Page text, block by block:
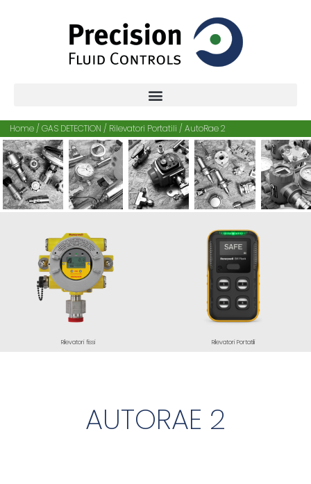
Home /GAS DETECTION / Rilevatori Portatili / AutoRae 2
Rilevatori fissi Rilevatori Portatili
AUTORAE 2